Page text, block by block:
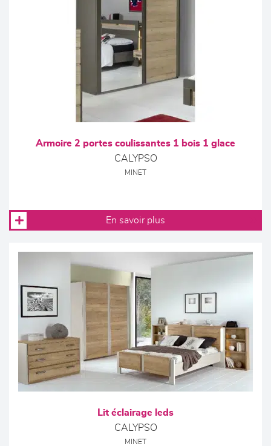
Armoire 2 portes coulissantes 1 bois 1 glace
CALYPSO
MINET
En savoir plus
Lit éclairage leds
CALYPSO
MINET